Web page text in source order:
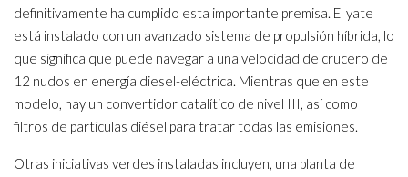
definitivamente ha cumplido esta importante premisa. El yate
está instalado con un avanzado sistema de propulsión híbrida, lo
que significa que puede navegar a una velocidad de crucero de
12 nudos en energía diesel-eléctrica. Mientras que en este
modelo, hay un convertidor catalítico de nivel III, así como
filtros de partículas diésel para tratar todas las emisiones.
Otras iniciativas verdes instaladas incluyen, una planta de